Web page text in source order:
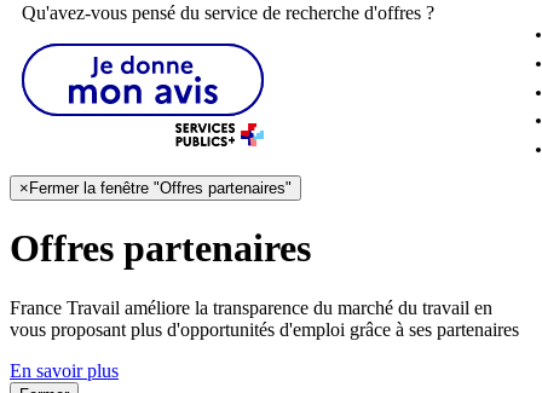
Qu'avez-vous pensé du service de recherche d'offres ?
× Fermer la fenêtre "Offres partenaires"
Offres partenaires
France Travail améliore la transparence du marché du travail en
vous proposant plus d'opportunités d'emploi grâce à ses partenaires
En savoir plus